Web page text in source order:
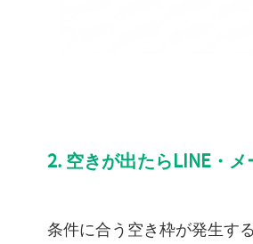
2. 空きが出たらLINE・
条件に合う空き枠が発生す